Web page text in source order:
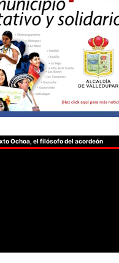
Ochoa, el filósofo del acordeón